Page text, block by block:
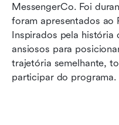
MessengerCo. Foi
foram apresentados ao
Inspirados pela história
ansiosos para
trajetória semelhante,
participar do programa.